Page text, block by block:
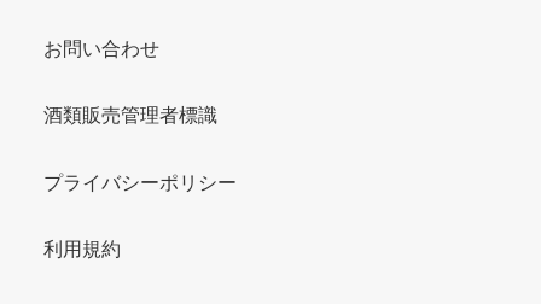
お問い合わせ
酒類販売管理者標識
プライバシーポリシー
利用規約